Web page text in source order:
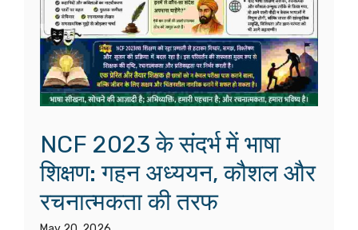
NCF 2023 के संदर्भ में भाषा
शिक्षण: गहन अध्ययन, कौशल और
रचनात्मकता की तरफ